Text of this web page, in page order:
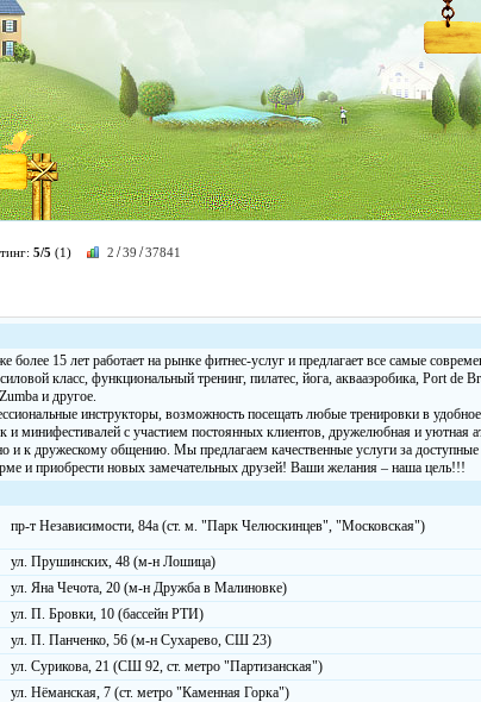
5/5 (1) 2 /39 /37841
15 лет работает на рынке фитнес-услуг и предлагает все самые
класс, функциональный тренинг, пилатес, йога, аквааэробика, Port de
и другое.
инструкторы, возможность посещать любые тренировки в
и минифестивалей с участием постоянных клиентов, дружелюбная и уютная
и к дружескому общению. Мы предлагаем качественные услуги за
и приобрести новых замечательных друзей! Ваши желания – наша цель!!!
пр-т Независимости, 84а (ст. м. "Парк Челюскинцев", "Московская")
ул. Прушинских, 48 (м-н Лошица)
ул. Яна Чечота, 20 (м-н Дружба в Малиновке)
ул. П. Бровки, 10 (бассейн РТИ)
ул. П. Панченко, 56 (м-н Сухарево, СШ 23)
ул. Сурикова, 21 (СШ 92, ст. метро "Партизанская")
ул. Нёманская, 7 (ст. метро "Каменная Горка")